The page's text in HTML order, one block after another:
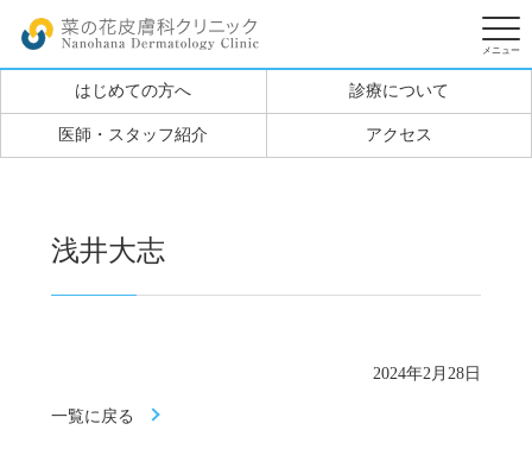
はじめての方へ 診療について
医師・スタッフ紹介 アクセス
浅井大志
2024年2月28日
一覧に戻る